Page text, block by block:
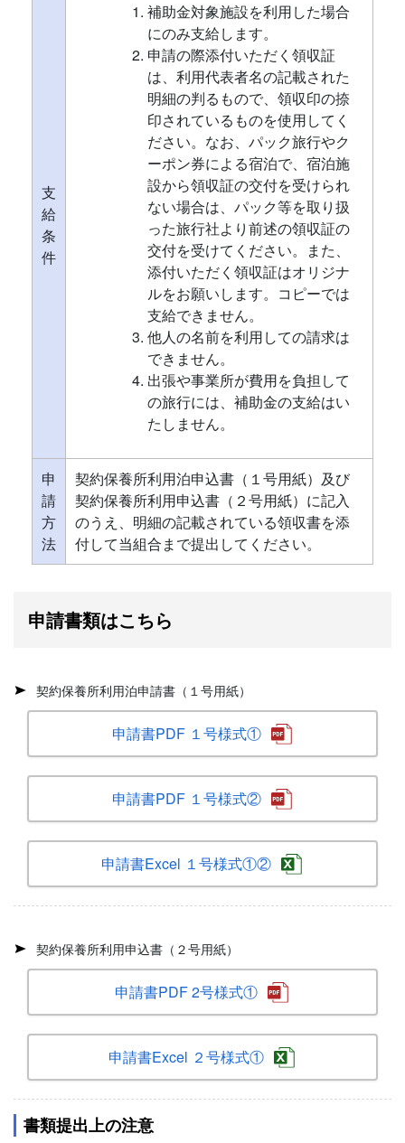
支
給
条
件
補助金対象施設を利用した場合
にのみ支給します。
申請の際添付いただく領収証
は、利用代表者名の記載された
明細の判るもので、領収印の捺
印されているものを使用してく
ださい。なお、パック旅行やク
ーポン券による宿泊で、宿泊施
設から領収証の交付を受けられ
ない場合は、パック等を取り扱
った旅行社より前述の領収証の
交付を受けてください。また、
添付いただく領収証はオリジナ
ルをお願いします。コピーでは
支給できません。
他人の名前を利用しての請求は
できません。
出張や事業所が費用を負担して
の旅行には、補助金の支給はい
たしません。
申
請
方
法
契約保養所利用泊申込書（１号用紙）及び
契約保養所利用申込書（２号用紙）に記入
のうえ、明細の記載されている領収書を添
付して当組合まで提出してください。
申請書類はこちら
契約保養所利用泊申請書（１号用紙）
申請書PDF １号様式①
申請書PDF １号様式②
申請書Excel １号様式①②
契約保養所利用申込書（２号用紙）
申請書PDF 2号様式①
申請書Excel ２号様式①
書類提出上の注意